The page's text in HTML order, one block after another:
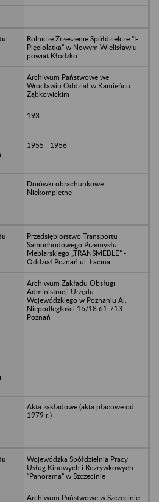
Rolnicze Zrzeszenie Spółdzielcze “I-
Pięciolatka” w Nowym Wielisławiu
powiat Kłodzko
Archiwum Państwowe we
Wrocławiu Oddział w Kamieńcu
Ząbkowickim
193
1955 - 1956
Dniówki obrachunkowe
Niekompletne
Przedsiębiorstwo Transportu
Samochodowego Przemysłu
Meblarskiego „TRANSMEBLE” -
Oddział Poznań ul. Łacina
Archiwum Zakładu Obsługi
Administracji Urzędu
Wojewódzkiego w Poznaniu Al.
Niepodległości 16/18 61-713
Poznań
Akta zakładowe (akta płacowe od
1979 r.)
Wojewódzka Spółdzielnia Pracy
Usług Kinowych i Rozrywkowych
“Panorama” w Szczecinie
Archiwum Państwowe w Szczecinie